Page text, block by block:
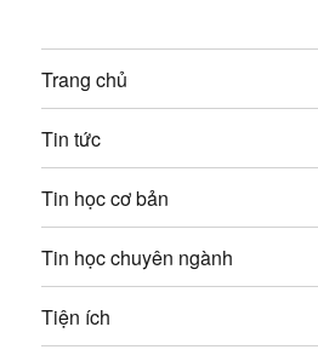
g
b
à
i
v
i
ế
p
Trang chủ
Tin tức
Tin học cơ bản
Tin học chuyên ngành
Tiện ích